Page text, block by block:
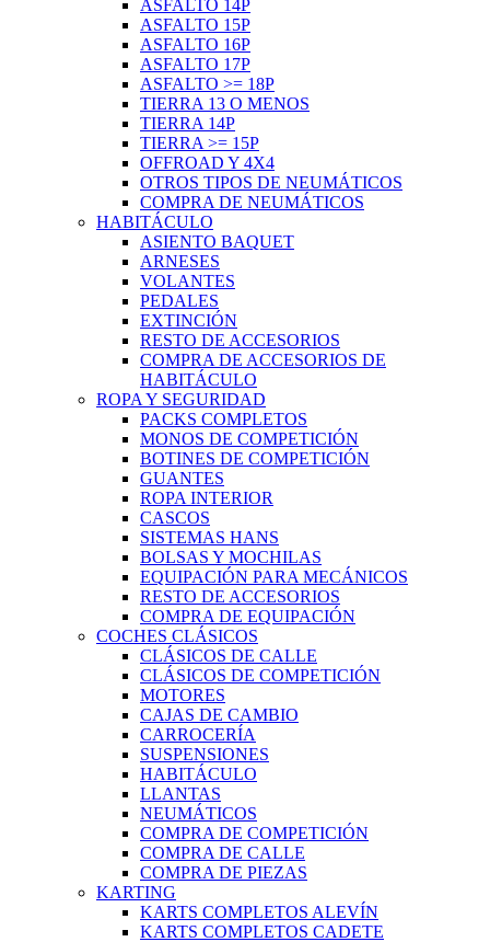
ASFALTO 14P
ASFALTO 15P
ASFALTO 16P
ASFALTO 17P
ASFALTO >= 18P
TIERRA 13 O MENOS
TIERRA 14P
TIERRA >= 15P
OFFROAD Y 4X4
OTROS TIPOS DE NEUMÁTICOS
COMPRA DE NEUMÁTICOS
HABITÁCULO
ASIENTO BAQUET
ARNESES
VOLANTES
PEDALES
EXTINCIÓN
RESTO DE ACCESORIOS
COMPRA DE ACCESORIOS DE
HABITÁCULO
ROPA Y SEGURIDAD
PACKS COMPLETOS
MONOS DE COMPETICIÓN
BOTINES DE COMPETICIÓN
GUANTES
ROPA INTERIOR
CASCOS
SISTEMAS HANS
BOLSAS Y MOCHILAS
EQUIPACIÓN PARA MECÁNICOS
RESTO DE ACCESORIOS
COMPRA DE EQUIPACIÓN
COCHES CLÁSICOS
CLÁSICOS DE CALLE
CLÁSICOS DE COMPETICIÓN
MOTORES
CAJAS DE CAMBIO
CARROCERÍA
SUSPENSIONES
HABITÁCULO
LLANTAS
NEUMÁTICOS
COMPRA DE COMPETICIÓN
COMPRA DE CALLE
COMPRA DE PIEZAS
KARTING
KARTS COMPLETOS ALEVÍN
KARTS COMPLETOS CADETE